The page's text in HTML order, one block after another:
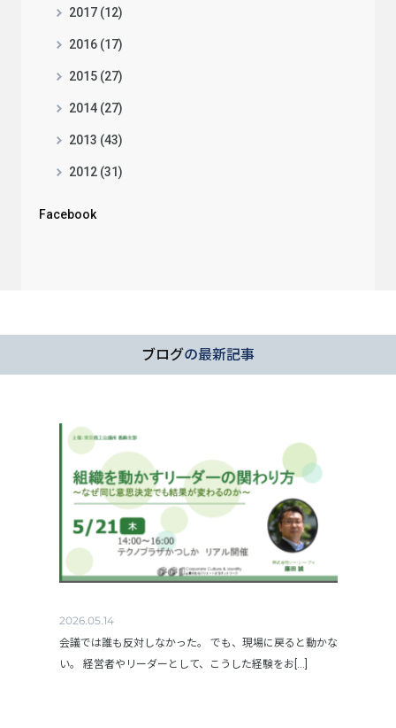
2017 (12)
2016 (17)
2015 (27)
2014 (27)
2013 (43)
2012 (31)
Facebook
ブログの最新記事
2026.05.14
会議では誰も反対しなかった。 でも、現場に戻ると動かな
い。 経営者やリーダーとして、こうした経験をお[...]